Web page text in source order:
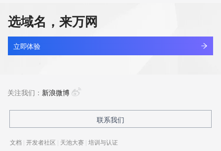
选域名，来万网
立即体验
关注我们： 新浪微博
联系我们
文档 | 开发者社区 | 天池大赛 | 培训与认证